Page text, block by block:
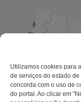
Utilizamos cookies para
de serviços do estado de
concorda com o uso de
do portal. Ao clicar em